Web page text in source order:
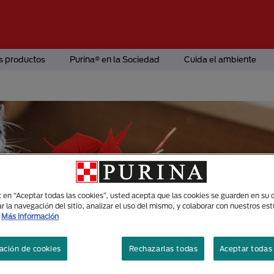
productos Purina® en la Sociedad Cuida el ambiente
en “Aceptar todas las cookies”, usted acepta que las cookies se guarden en su
la navegación del sitio, analizar el uso del mismo, y colaborar con nuestros
Más información
Rechazarlas todas Aceptar todas
de cookies